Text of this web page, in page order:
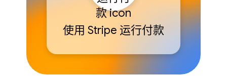
使用 Stripe 运行付款